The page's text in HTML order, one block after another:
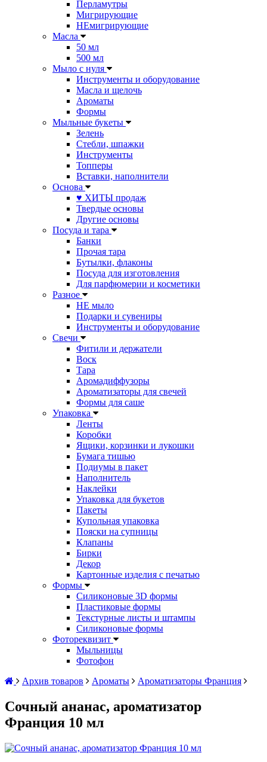
Перламутры
Мигрирующие
НЕмигрирующие
Масла
50 мл
500 мл
Мыло с нуля
Инструменты и оборудование
Масла и щелочь
Ароматы
Формы
Мыльные букеты
Зелень
Стебли, шпажки
Инструменты
Топперы
Вставки, наполнители
Основа
♥ ХИТЫ продаж
Твердые основы
Другие основы
Посуда и тара
Банки
Прочая тара
Бутылки, флаконы
Посуда для изготовления
Для парфюмерии и косметики
Разное
НЕ мыло
Подарки и сувениры
Инструменты и оборудование
Свечи
Фитили и держатели
Воск
Тара
Аромадиффузоры
Ароматизаторы для свечей
Формы для саше
Упаковка
Ленты
Коробки
Ящики, корзинки и лукошки
Бумага тишью
Подиумы в пакет
Наполнитель
Наклейки
Упаковка для букетов
Пакеты
Купольная упаковка
Пояски на супницы
Клапаны
Бирки
Декор
Картонные изделия с печатью
Формы
Силиконовые 3D формы
Пластиковые формы
Текстурные листы и штампы
Силиконовые формы
Фотореквизит
Мыльницы
Фотофон
Архив товаров
Ароматы Ароматизаторы Франция
Сочный ананас, ароматизатор
Франция 10 мл